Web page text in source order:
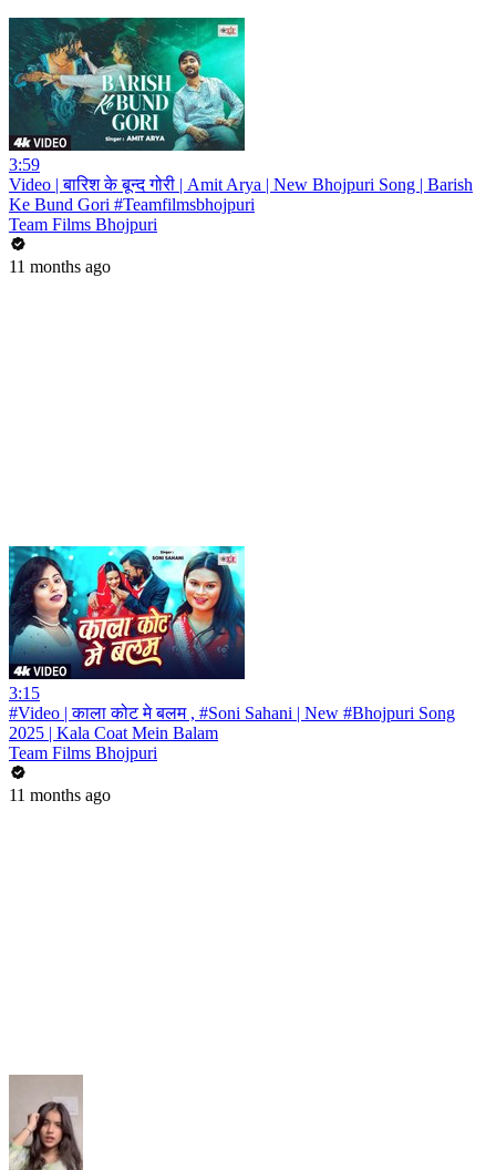
3:59
Video | बारिश के बून्द गोरी | Amit Arya | New Bhojpuri Song | Barish
Ke Bund Gori #Teamfilmsbhojpuri
Team Films Bhojpuri
11 months ago
3:15
#Video | काला कोट मे बलम , #Soni Sahani | New #Bhojpuri Song
2025 | Kala Coat Mein Balam
Team Films Bhojpuri
11 months ago